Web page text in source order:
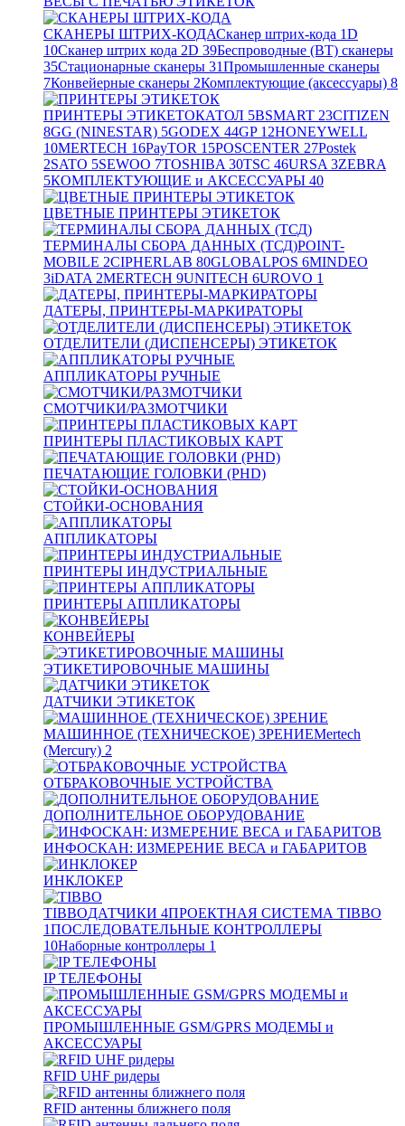
СКАНЕРЫ ШТРИХ-КОДАСканер штрих-кода 1D
10Сканер штрих кода 2D 39Беспроводные (BT) сканеры
35Стационарные сканеры 31Промышленные сканеры
7Конвейерные сканеры 2Комплектующие (аксессуары) 8
ПРИНТЕРЫ ЭТИКЕТОКАТОЛ 5BSMART 23CITIZEN
8GG (NINESTAR) 5GODEX 44GP12HONEYWELL
10MERTECH 16PayTOR 15POSCENTER 27Postek
2SATO 5SEWOO 7TOSHIBA 30TSC 46URSA 3ZEBRA
5КОМПЛЕКТУЮЩИЕ и АКСЕССУАРЫ 40
ЦВЕТНЫЕ ПРИНТЕРЫ ЭТИКЕТОК
ТЕРМИНАЛЫ СБОРА ДАННЫХ (ТСД)POINT-
MOBILE 2CIPHERLAB 80GLOBALPOS 6MINDEO
3iDATA 2MERTECH 9UNITECH 6UROVO 1
ДАТЕРЫ, ПРИНТЕРЫ-МАРКИРАТОРЫ
ОТДЕЛИТЕЛИ (ДИСПЕНСЕРЫ) ЭТИКЕТОК
АППЛИКАТОРЫ РУЧНЫЕ
СМОТЧИКИ/РАЗМОТЧИКИ
ПРИНТЕРЫ ПЛАСТИКОВЫХ КАРТ
ПЕЧАТАЮЩИЕ ГОЛОВКИ (PHD)
СТОЙКИ-ОСНОВАНИЯ
АППЛИКАТОРЫ
ПРИНТЕРЫ ИНДУСТРИАЛЬНЫЕ
ПРИНТЕРЫ АППЛИКАТОРЫ
КОНВЕЙЕРЫ
ЭТИКЕТИРОВОЧНЫЕ МАШИНЫ
ДАТЧИКИ ЭТИКЕТОК
МАШИННОЕ (ТЕХНИЧЕСКОЕ) ЗРЕНИЕMertech
(Mercury) 2
ОТБРАКОВОЧНЫЕ УСТРОЙСТВА
ДОПОЛНИТЕЛЬНОЕ ОБОРУДОВАНИЕ
ИНФОСКАН: ИЗМЕРЕНИЕ ВЕСА и ГАБАРИТОВ
ИНКЛОКЕР
TIBBOДАТЧИКИ 4ПРОЕКТНАЯ СИСТЕМА TIBBO
1ПОСЛЕДОВАТЕЛЬНЫЕ КОНТРОЛЛЕРЫ
10Наборные контроллеры 1
IP ТЕЛЕФОНЫ
ПРОМЫШЛЕННЫЕ GSM/GPRS МОДЕМЫ и
АКСЕССУАРЫ
RFID UHF ридеры
RFID антенны ближнего поля